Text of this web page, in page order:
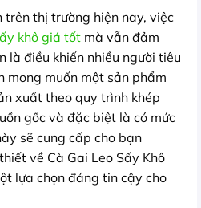
trên thị trường hiện nay, việc
khô giá tốt mà vẫn đảm
là điều khiến nhiều người tiêu
mong muốn một sản phẩm
xuất theo quy trình khép
gốc và đặc biệt là có mức
sẽ cung cấp cho bạn
về Cà Gai Leo Sấy Khô
lựa chọn đáng tin cậy cho